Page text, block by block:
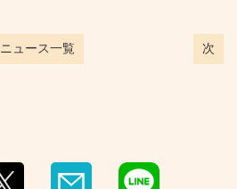
ニュース一覧 次